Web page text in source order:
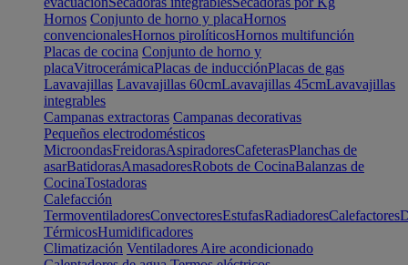
Hornos Conjunto de horno y placaHornos
convencionalesHornos pirolíticosHornos multifunción
Placas de cocina Conjunto de horno y
placaVitrocerámicaPlacas de inducciónPlacas de gas
Lavavajillas Lavavajillas 60cmLavavajillas 45cmLavavajillas
integrables
Campanas extractoras Campanas decorativas
Pequeños electrodomésticos
MicroondasFreidorasAspiradoresCafeterasPlanchas de
asarBatidorasAmasadoresRobots de CocinaBalanzas de
CocinaTostadoras
Calefacción
TermoventiladoresConvectoresEstufasRadiadoresCalefactores
TérmicosHumidificadores
Climatización Ventiladores Aire acondicionado